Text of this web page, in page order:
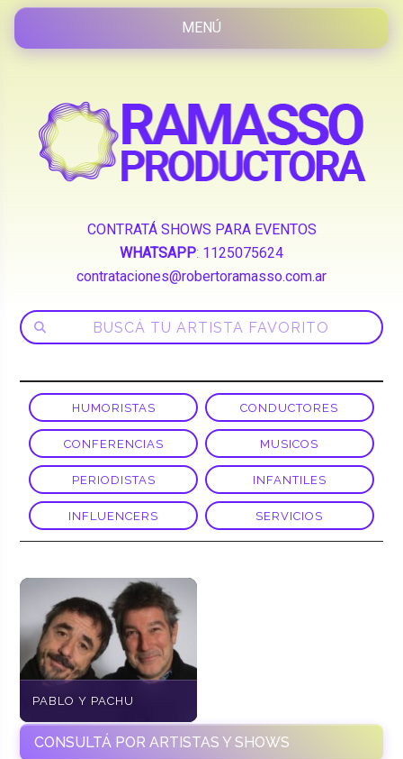
CONTRATÁ SHOWS PARA EVENTOS
WHATSAPP: 1125075624
contrataciones@robertoramasso.com.ar
HUMORISTAS CONDUCTORES
CONFERENCIAS MUSICOS
PERIODISTAS INFANTILES
INFLUENCERS SERVICIOS
PABLO Y PACHU
CONSULTÁ POR ARTISTAS Y SHOWS